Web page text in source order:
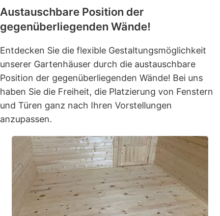
Austauschbare Position der
gegenüberliegenden Wände!
Entdecken Sie die flexible Gestaltungsmöglichkeit
unserer Gartenhäuser durch die austauschbare
Position der gegenüberliegenden Wände! Bei uns
haben Sie die Freiheit, die Platzierung von Fenstern
und Türen ganz nach Ihren Vorstellungen
anzupassen.